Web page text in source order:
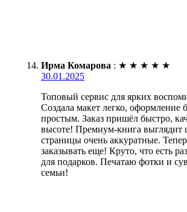
Ирма Комарова : ★ ★ ★ ★ ★
30.01.2025
Топовый сервис для ярких
Создала макет легко, оформление
простым. Заказ пришёл быстро,
высоте! Премиум-книга выглядит
страницы очень аккуратные.
заказывать еще! Круто, что есть
для подарков. Печатаю фотки и
семьи!